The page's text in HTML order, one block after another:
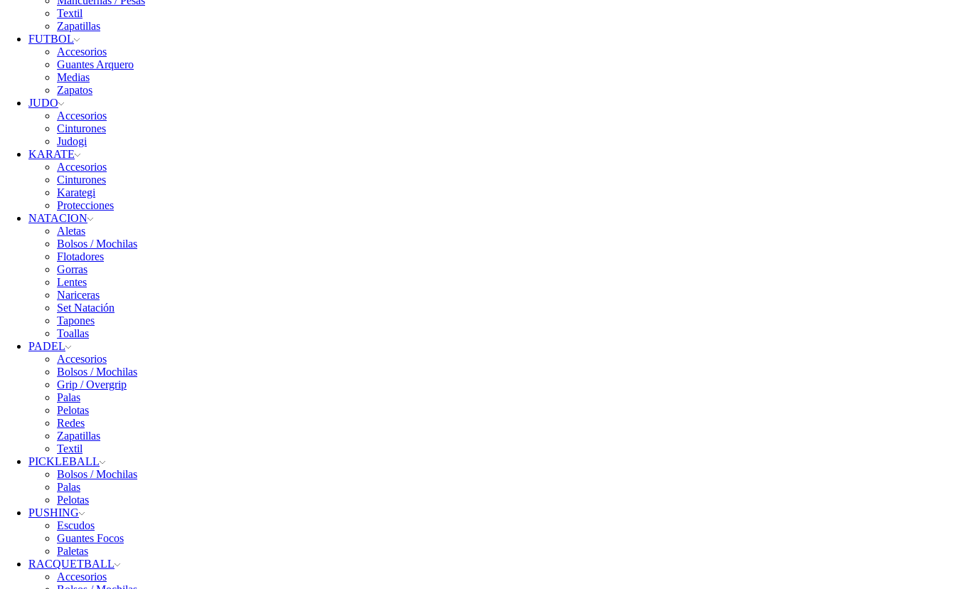
Textil
Zapatillas
FUTBOL
Accesorios
Guantes Arquero
Medias
Zapatos
JUDO
Accesorios
Cinturones
Judogi
KARATE
Accesorios
Cinturones
Karategi
Protecciones
NATACION
Aletas
Bolsos / Mochilas
Flotadores
Gorras
Lentes
Nariceras
Set Natación
Tapones
Toallas
PADEL
Accesorios
Bolsos / Mochilas
Grip / Overgrip
Palas
Pelotas
Redes
Zapatillas
Textil
PICKLEBALL
Bolsos / Mochilas
Palas
Pelotas
PUSHING
Escudos
Guantes Focos
Paletas
RACQUETBALL
Accesorios